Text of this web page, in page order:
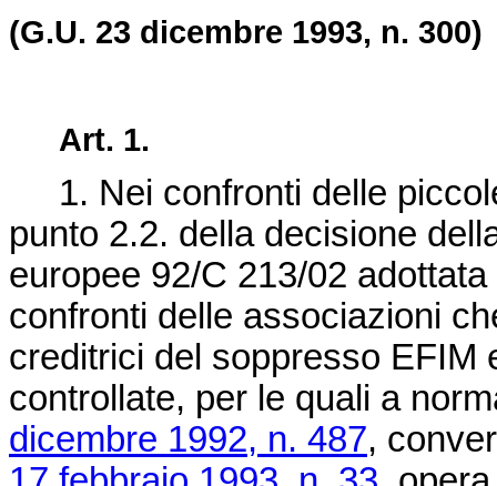
(G.U. 23 dicembre 1993, n. 300)
Art. 1.
1. Nei confronti delle
punto 2.2. della decisione
europee 92/C 213/02
confronti delle associazioni
creditrici del soppresso EFIM
controllate, per le quali a
dicembre 1992, n. 487,